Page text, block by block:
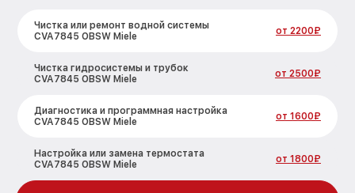
Чистка или ремонт водной системы
CVA7845 OBSW Miele
от 2200₽
Чистка гидросистемы и трубок
CVA7845 OBSW Miele
от 2500₽
Диагностика и программная настройка
CVA7845 OBSW Miele
от 1600₽
Настройка или замена термостата
CVA7845 OBSW Miele
от 1800₽